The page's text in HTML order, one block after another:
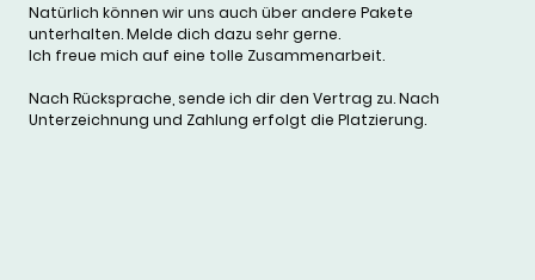
Natürlich können wir uns auch über andere Pakete
unterhalten. Melde dich dazu sehr gerne.
Ich freue mich auf eine tolle Zusammenarbeit.
Nach Rücksprache, sende ich dir den Vertrag zu. Nach
Unterzeichnung und Zahlung erfolgt die Platzierung.